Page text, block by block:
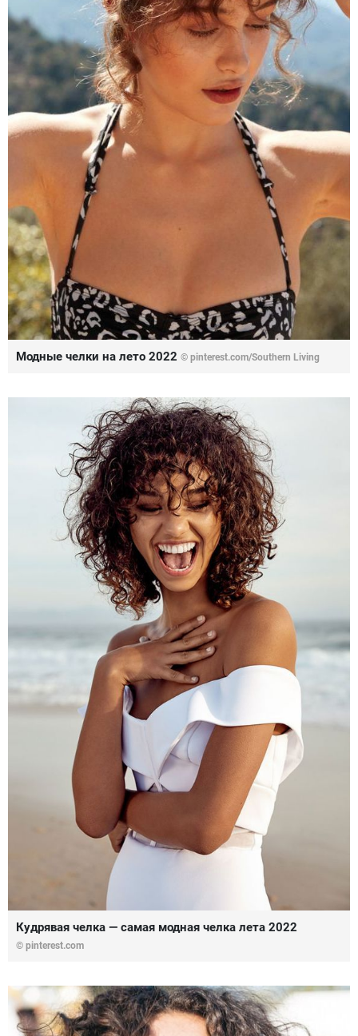
Модные челки на лето 2022 © pinterest.com/Southern Living
Кудрявая челка — самая модная челка лета 2022
© pinterest.com